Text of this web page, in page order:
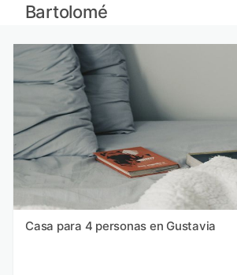
Bartolomé
Casa para 4 personas en Gustavia